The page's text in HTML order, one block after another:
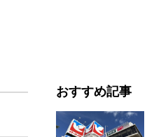
おすすめ記事